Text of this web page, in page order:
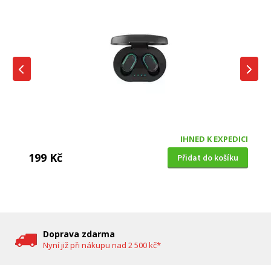
IHNED K EXPEDICI
199 Kč Přidat do košíku
Doprava zdarma
Nyní již při nákupu nad 2 500 kč*